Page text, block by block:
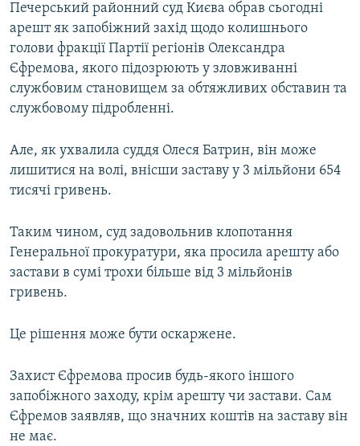
КТАТ
ДОЛУЧАЙСЯ!
Усі сайти RFE/RL
Печерський районний суд Києва обрав сьогодні
арешт як запобіжний захід щодо колишнього
голови фракції Партії регіонів Олександра
Єфремова, якого підозрюють у зловживанні
службовим становищем за обтяжливих обставин та
службовому підробленні.
Але, як ухвалила суддя Олеся Батрин, він може
лишитися на волі, внісши заставу у 3 мільйони 654
тисячі гривень.
Таким чином, суд задовольнив клопотання
Генеральної прокуратури, яка просила арешту або
застави в сумі трохи більше від 3 мільйонів
гривень.
Це рішення може бути оскаржене.
Захист Єфремова просив будь-якого іншого
запобіжного заходу, крім арешту чи застави. Сам
Єфремов заявляв, що значних коштів на заставу він
не має.